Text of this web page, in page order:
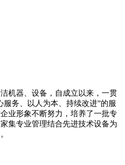
机器、设备，自成立以来，一贯
服务、以人为本、持续改进”的服
业形象不断努力，培养了一批专
集专业管理结合先进技术设备为